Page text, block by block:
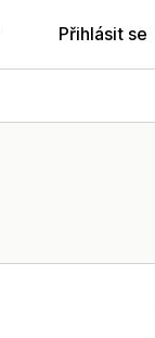
Přihlásit se